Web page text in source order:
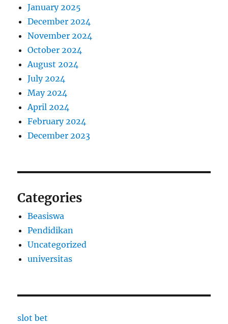
January 2025
December 2024
November 2024
October 2024
August 2024
July 2024
May 2024
April 2024
February 2024
December 2023
Categories
Beasiswa
Pendidikan
Uncategorized
universitas
slot bet